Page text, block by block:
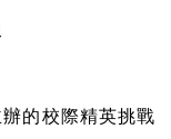
辦的校際精英挑戰